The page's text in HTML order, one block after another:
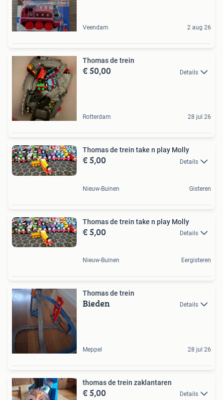
Veendam 2 aug 26
Thomas de trein
€ 50,00 Details
Rotterdam 28 jul 26
Thomas de trein take n play Molly
€ 5,00 Details
Nieuw-Buinen Gisteren
Thomas de trein take n play Molly
€ 5,00 Details
Nieuw-Buinen Eergisteren
Thomas de trein
Bieden Details
Meppel 28 jul 26
thomas de trein zaklantaren
€ 5,00 Details